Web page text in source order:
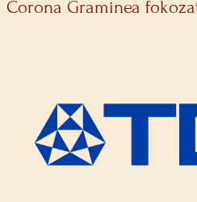
Corona Graminea